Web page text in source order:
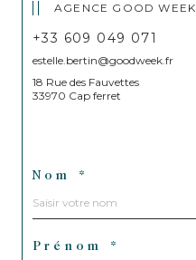
AGENCE GOOD WEEK
+33 609 049 071
estelle.bertin@goodweek.fr
18 Rue des Fauvettes
33970 Cap ferret
Nom *
Prénom *